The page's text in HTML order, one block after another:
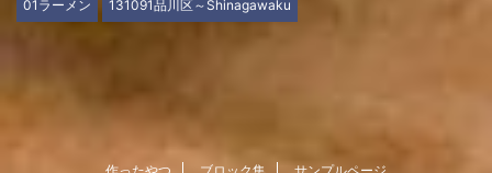
01ラーメン 131091品川区～Shinagawaku